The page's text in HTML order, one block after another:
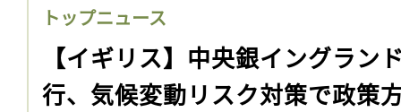
トップニュース
【イギリス】中央銀イングラン
行、気候変動リスク対策で政策